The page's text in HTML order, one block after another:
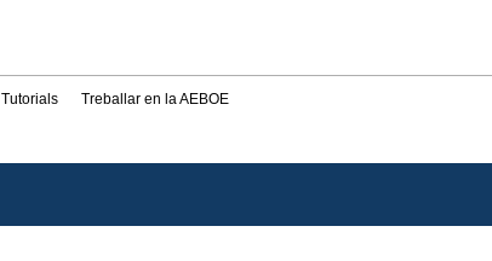
Tutorials Treballar en la AEBOE